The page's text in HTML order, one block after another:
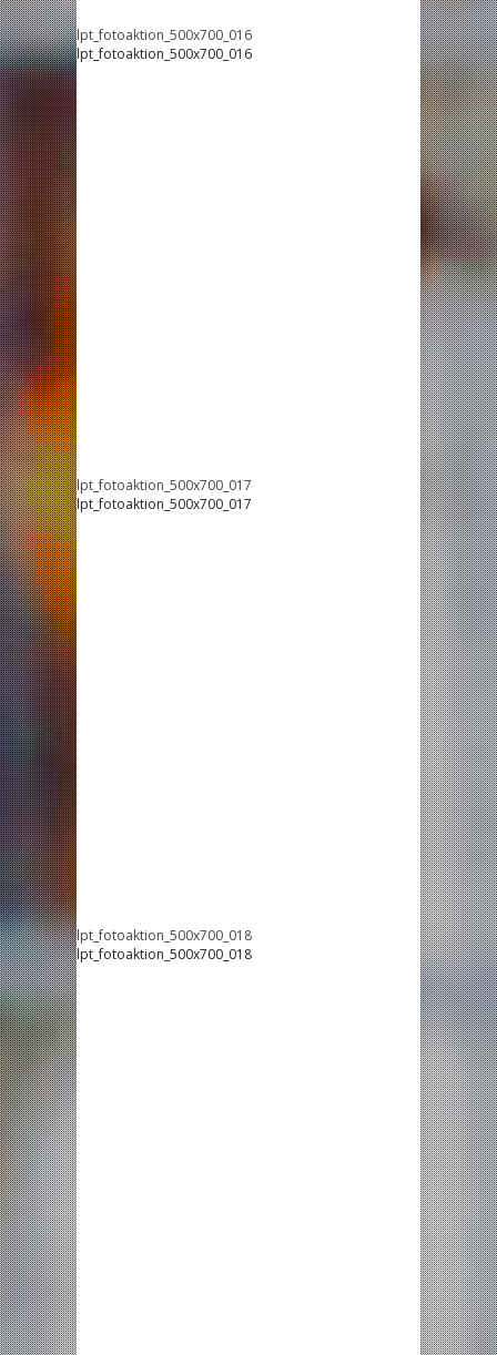
lpt_fotoaktion_500x700_016
lpt_fotoaktion_500x700_016
lpt_fotoaktion_500x700_017
lpt_fotoaktion_500x700_017
lpt_fotoaktion_500x700_018
lpt_fotoaktion_500x700_018